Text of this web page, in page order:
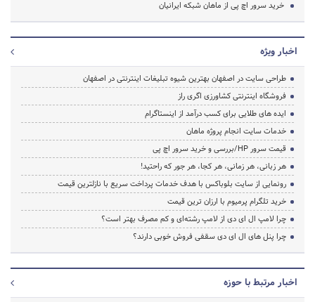
خرید سرور اچ پی از ماهان شبکه ایرانیان
اخبار ویژه
طراحی سایت در اصفهان بهترین شیوه تبلیغات اینترنتی در اصفهان
فروشگاه اینترنتی کشاورزی اگری راز
ایده های طلایی برای کسب درآمد از اینستاگرام
خدمات سایت انجام پروژه ماهان
قیمت سرور HP/بررسی و خرید سرور اچ پی
هر زبانی، هر زمانی، هر کجا، هر جور که راحتید!
رونمایی از سایت بلوباکس با هدف خدمات پرداخت سریع با نازلترین قیمت
خرید تلگرام پرمیوم با ارزان ترین قیمت
چرا لامپ ال ای دی از لامپ رشته‌ای و کم مصرف بهتر است؟
چرا پنل های ال ای دی سقفی فروش خوبی دارند؟
اخبار مرتبط با حوزه